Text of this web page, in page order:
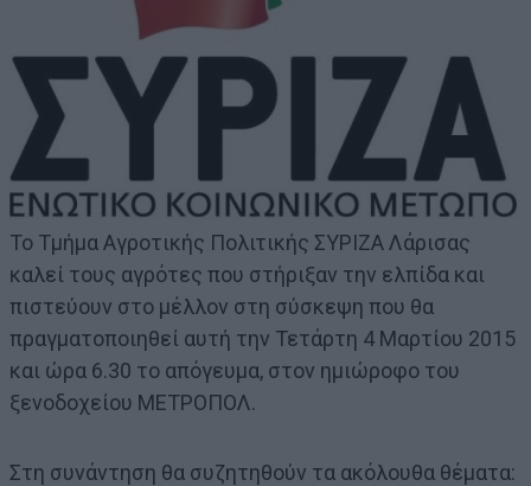
Το Τμήμα Αγροτικής Πολιτικής ΣΥΡΙΖΑ Λάρισας
καλεί τους αγρότες που στήριξαν την ελπίδα και
πιστεύουν στο μέλλον στη σύσκεψη που θα
πραγματοποιηθεί αυτή την Τετάρτη 4 Μαρτίου 2015
και ώρα 6.30 το απόγευμα, στον ημιώροφο του
ξενοδοχείου ΜΕΤΡΟΠΟΛ.
Στη συνάντηση θα συζητηθούν τα ακόλουθα θέματα: